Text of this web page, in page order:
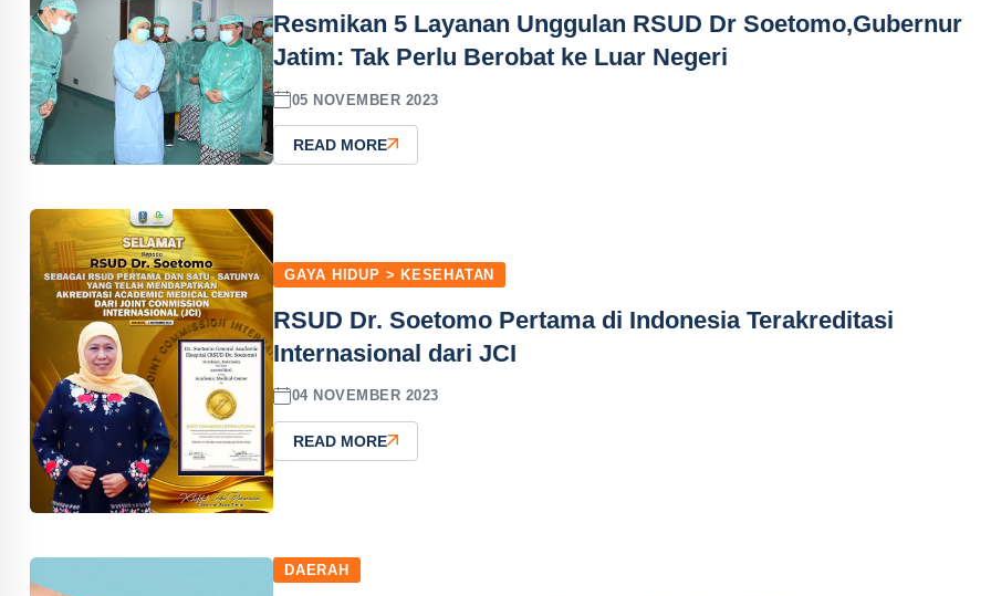
Resmikan 5 Layanan Unggulan RSUD Dr Soetomo,Gubernur
Jatim: Tak Perlu Berobat ke Luar Negeri
05 NOVEMBER 2023
READ MORE
GAYA HIDUP > KESEHATAN
RSUD Dr. Soetomo Pertama di Indonesia Terakreditasi
Internasional dari JCI
04 NOVEMBER 2023
READ MORE
DAERAH